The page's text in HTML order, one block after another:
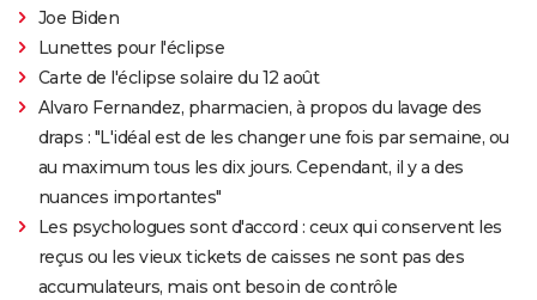
Joe Biden
Lunettes pour l'éclipse
Carte de l'éclipse solaire du 12 août
Alvaro Fernandez, pharmacien, à propos du lavage des
draps : "L'idéal est de les changer une fois par semaine, ou
au maximum tous les dix jours. Cependant, il y a des
nuances importantes"
Les psychologues sont d'accord : ceux qui conservent les
reçus ou les vieux tickets de caisses ne sont pas des
accumulateurs, mais ont besoin de contrôle